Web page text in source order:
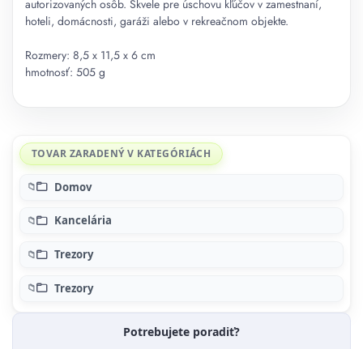
autorizovaných osôb. Skvele pre úschovu kľúčov v zamestnaní,
hoteli, domácnosti, garáži alebo v rekreačnom objekte.
Rozmery: 8,5 x 11,5 x 6 cm
hmotnosť: 505 g
TOVAR ZARADENÝ V KATEGÓRIÁCH
Domov
Kancelária
Trezory
Trezory
Potrebujete poradiť?